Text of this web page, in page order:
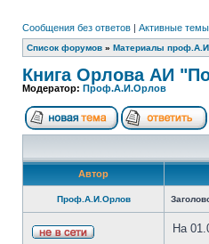
Сообщения без ответов | Активные темы
Список форумов » Материалы
Книга Орлова АИ
Модератор: Проф.А.И.Орлов
Автор
Проф.А.И.Орлов
На